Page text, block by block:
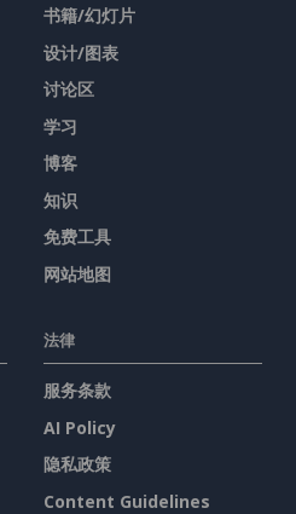
书籍/幻灯片
设计/图表
讨论区
学习
博客
知识
免费工具
网站地图
法律
服务条款
AI Policy
隐私政策
Content Guidelines